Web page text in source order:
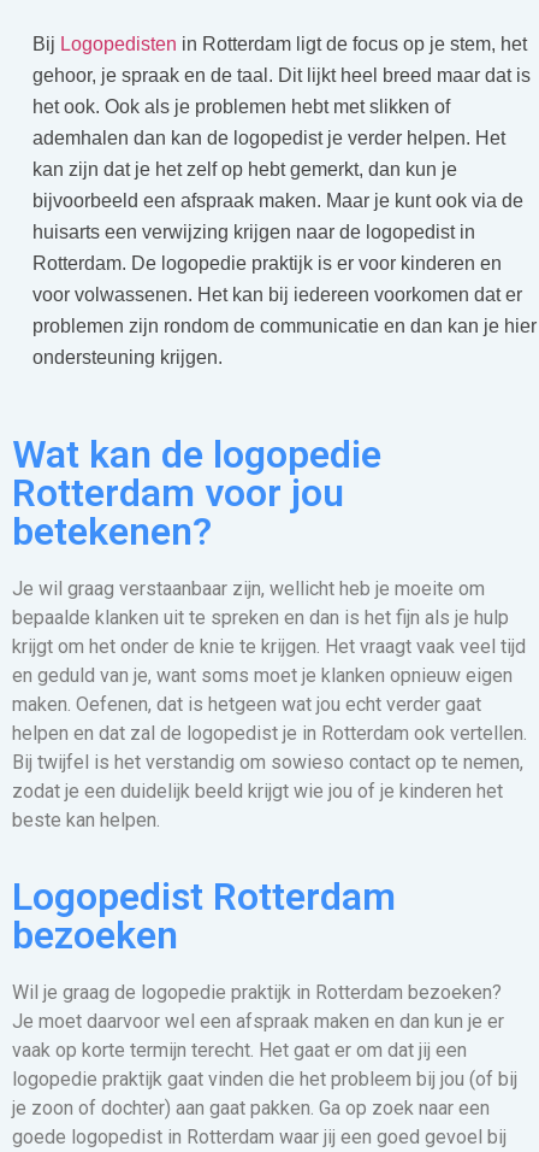
Bij Logopedisten in Rotterdam ligt de focus op je stem, het
gehoor, je spraak en de taal. Dit lijkt heel breed maar dat is
het ook. Ook als je problemen hebt met slikken of
ademhalen dan kan de logopedist je verder helpen. Het
kan zijn dat je het zelf op hebt gemerkt, dan kun je
bijvoorbeeld een afspraak maken. Maar je kunt ook via de
huisarts een verwijzing krijgen naar de logopedist in
Rotterdam. De logopedie praktijk is er voor kinderen en
voor volwassenen. Het kan bij iedereen voorkomen dat er
problemen zijn rondom de communicatie en dan kan je hier
ondersteuning krijgen.
Wat kan de logopedie
Rotterdam voor jou
betekenen?
Je wil graag verstaanbaar zijn, wellicht heb je moeite om
bepaalde klanken uit te spreken en dan is het fijn als je hulp
krijgt om het onder de knie te krijgen. Het vraagt vaak veel tijd
en geduld van je, want soms moet je klanken opnieuw eigen
maken. Oefenen, dat is hetgeen wat jou echt verder gaat
helpen en dat zal de logopedist je in Rotterdam ook vertellen.
Bij twijfel is het verstandig om sowieso contact op te nemen,
zodat je een duidelijk beeld krijgt wie jou of je kinderen het
beste kan helpen.
Logopedist Rotterdam
bezoeken
Wil je graag de logopedie praktijk in Rotterdam bezoeken?
Je moet daarvoor wel een afspraak maken en dan kun je er
vaak op korte termijn terecht. Het gaat er om dat jij een
logopedie praktijk gaat vinden die het probleem bij jou (of bij
je zoon of dochter) aan gaat pakken. Ga op zoek naar een
goede logopedist in Rotterdam waar jij een goed gevoel bij